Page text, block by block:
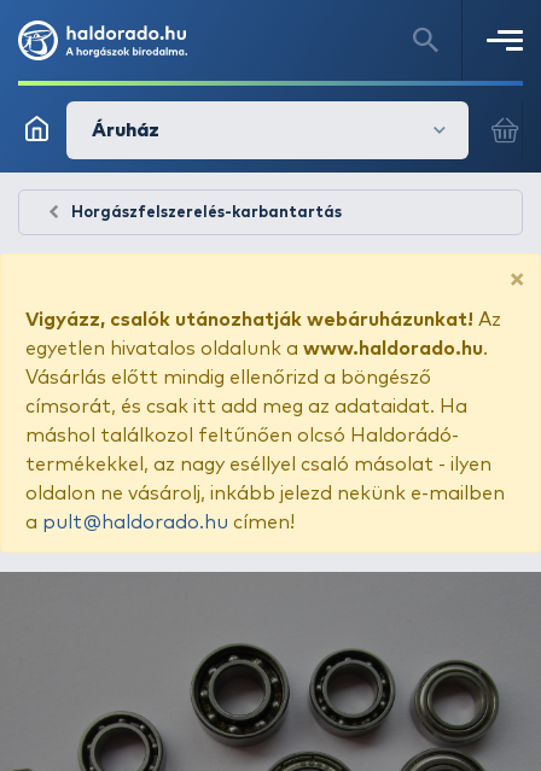
Áruház
Horgászfelszerelés-karbantartás
×
Vigyázz, csalók utánozhatják webáruházunkat! Az
egyetlen hivatalos oldalunk a www.haldorado.hu.
Vásárlás előtt mindig ellenőrizd a böngésző
címsorát, és csak itt add meg az adataidat. Ha
máshol találkozol feltűnően olcsó Haldorádó-
termékekkel, az nagy eséllyel csaló másolat - ilyen
oldalon ne vásárolj, inkább jelezd nekünk e-mailben
a pult@haldorado.hu címen!